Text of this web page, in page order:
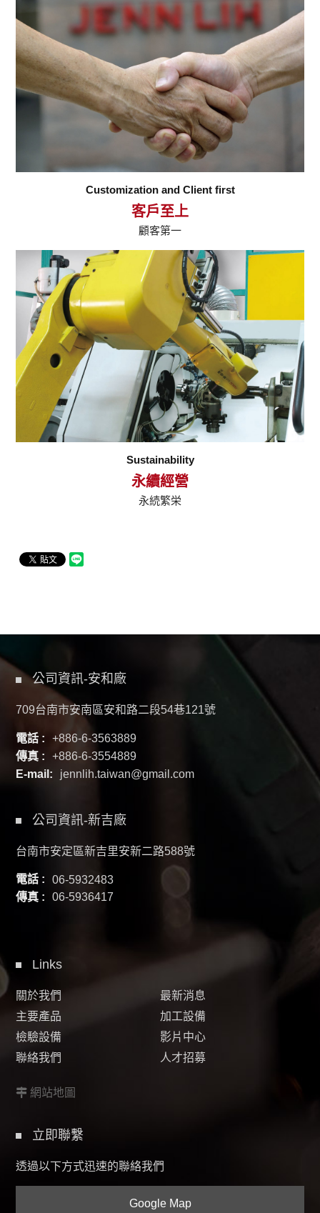
Customization and Client first
客戶至上
顧客第一
Sustainability
永續經營
永続繁栄
公司資訊-安和廠
709台南市安南區安和路二段54巷121號
電話 :
+886-6-3563889
傳真 :
+886-6-3554889
E-mail:
jennlih.taiwan@gmail.com
公司資訊-新吉廠
台南市安定區新吉里安新二路588號
電話 :
06-5932483
傳真 :
06-5936417
Links
關於我們
最新消息
主要產品
加工設備
檢驗設備
影片中心
聯絡我們
人才招募
網站地圖
立即聯繫
透過以下方式迅速的聯絡我們
Google Map